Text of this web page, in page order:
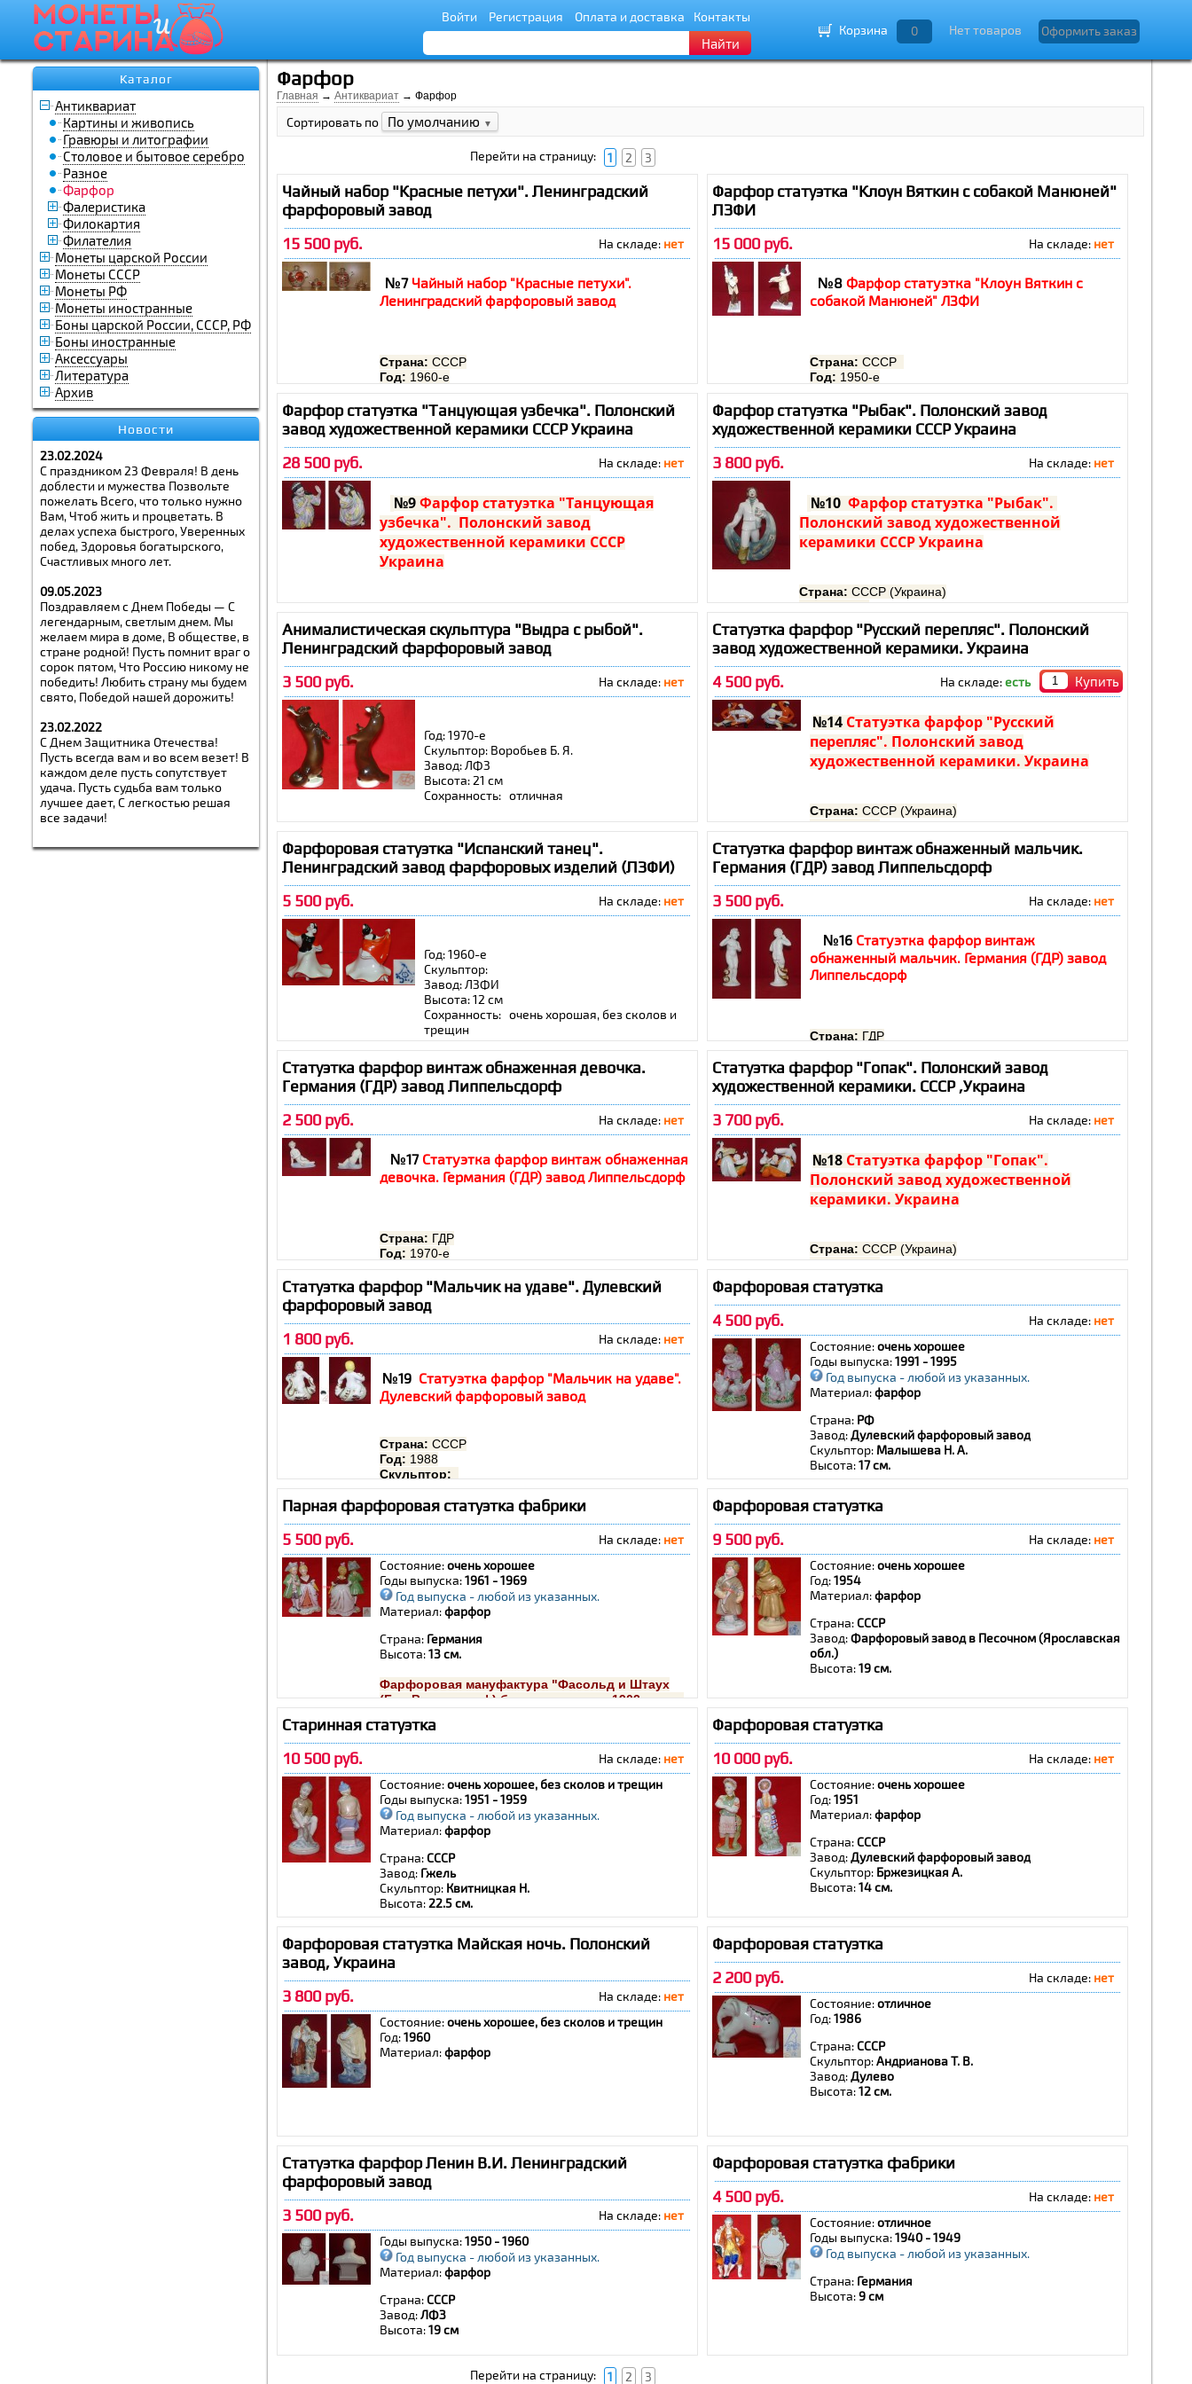
Войти Регистрация Оплата и доставка Контакты
Найти
Корзина 0 Нет товаров Оформить заказ
Каталог
Антиквариат
Картины и живопись
Гравюры и литографии
Столовое и бытовое серебро
Разное
Фарфор
Фалеристика
Филокартия
Филателия
Монеты царской России
Монеты СССР
Монеты РФ
Монеты иностранные
Боны царской России, СССР, РФ
Боны иностранные
Аксессуары
Литература
Архив
Новости
23.02.2024
С праздником 23 Февраля! В день
доблести и мужества Позвольте
пожелать Всего, что только нужно
Вам, Чтоб жить и процветать. В
делах успеха быстрого, Уверенных
побед, Здоровья богатырского,
Счастливых много лет.
09.05.2023
Поздравляем с Днем Победы — С
легендарным, светлым днем. Мы
желаем мира в доме, В обществе, в
стране родной! Пусть помнит враг о
сорок пятом, Что Россию никому не
победить! Любить страну мы будем
свято, Победой нашей дорожить!
23.02.2022
С Днем Защитника Отечества!
Пусть всегда вам и во всем везет! В
каждом деле пусть сопутствует
удача. Пусть судьба вам только
лучшее дает, С легкостью решая
все задачи!
Фарфор
Главная → Антиквариат → Фарфор
Сортировать по По умолчанию ▼
Перейти на страницу: 1 2 3
Чайный набор "Красные петухи". Ленинградский
фарфоровый завод
15 500 руб.
На складе: нет
№7 Чайный набор "Красные петухи".
Ленинградский фарфоровый завод
Страна: СССР
Год: 1960-е
Скульптор: худ. А.В. Воробьевский
Завод:ЛФЗ
Высота:
22 см + 9 см
Сохранность:отличная
--------------------------------------------------
Алексей Викторович Воробьевский (1906 - 1992)
- народный художник РСФСР. Произведения
художника были представлены и получали
награды на крупнейших выставках в Милане,
Париже, Нью-Йорке, Брюсселе, Остенде, Праге,
Монреале, Лейпциге.
Фарфор статуэтка "Клоун Вяткин с собакой Манюней"
ЛЗФИ
15 000 руб.
На складе: нет
№8Фарфор статуэтка "Клоун Вяткин с
собакой Манюней" ЛЗФИ
Страна: СССР
Год: 1950-е
Скульптор: Дегтярев А.В.
Завод:ЛЗФИ
Высота:
Сохранность:удовлетворительная (имеется
дефект)
Фарфор статуэтка "Танцующая узбечка". Полонский
завод художественной керамики СССР Украина
28 500 руб.
На складе: нет
№9Фарфор статуэтка "Танцующая
узбечка". Полонский завод
художественной керамики СССР
Украина
Страна:СССР (Украина)
Год:1960-е
Скульптор:
Репай О.П.
Завод:ПЗХК
Высота:25 см
очень хорошая, без сколов и
трещин
Фарфор статуэтка "Рыбак". Полонский завод
художественной керамики СССР Украина
3 800 руб.
На складе: нет
№10Фарфор статуэтка "Рыбак".
Полонский завод художественной
керамики СССР Украина
Страна: СССР (Украина)
Год:1960-е
Скульптор:
Албул В.В.
Завод:ПЗХК
Высота:22 см
Сохранность:очень хорошая, без сколов и трещин
Анималистическая скульптура "Выдра с рыбой".
Ленинградский фарфоровый завод
3 500 руб.
На складе: нет
Год: 1970-е
Скульптор: Воробьев Б. Я.
Завод: ЛФЗ
Высота: 21 см
Сохранность: отличная
Статуэтка фарфор "Русский перепляс". Полонский
завод художественной керамики. Украина
4 500 руб.
На складе:есть Купить
№14 Статуэтка фарфор "Русский
перепляс". Полонский завод
художественной керамики. Украина
Страна: СССР (Украина)
Год:1970-е
Скульптор:
Бобик Н.
Завод: ПЗХК
Высота:18 см
Сохранность:очень хорошая, без сколов и
Фарфоровая статуэтка "Испанский танец".
Ленинградский завод фарфоровых изделий (ЛЗФИ)
5 500 руб.
На складе: нет
Год: 1960-е
Скульптор:
Завод: ЛЗФИ
Высота: 12 см
Сохранность: очень хорошая, без сколов и
трещин
Статуэтка фарфор винтаж обнаженный мальчик.
Германия (ГДР) завод Липпельсдорф
3 500 руб.
На складе: нет
№16 Статуэтка фарфор винтаж
обнаженный мальчик. Германия (ГДР) завод
Липпельсдорф
Страна: ГДР
Год:1970-е
Высота:14 см
Сохранность:отличная
Статуэтка фарфор винтаж обнаженная девочка.
Германия (ГДР) завод Липпельсдорф
2 500 руб.
На складе: нет
№17 Статуэтка фарфор винтаж обнаженная
девочка. Германия (ГДР) завод Липпельсдорф
Страна: ГДР
Год: 1970-е
Высота:8 см
Сохранность:отличная
Статуэтка фарфор "Гопак". Полонский завод
художественной керамики. СССР ,Украина
3 700 руб.
На складе: нет
№18 Статуэтка фарфор "Гопак".
Полонский завод художественной
керамики. Украина
Страна: СССР (Украина)
Год:1970-е
Завод:ПЗХК
Высота:18 см
очень хорошая, без сколов и
трещин
Статуэтка фарфор "Мальчик на удаве". Дулевский
фарфоровый завод
1 800 руб.
На складе: нет
№19 Статуэтка фарфор "Мальчик на удаве".
Дулевский фарфоровый завод
Страна: СССР
Год: 1988
Скульптор:
Завод:Дулево
Высота:11 см
Фарфоровая статуэтка
4 500 руб.
На складе: нет
Состояние:очень хорошее
Годы выпуска:1991 - 1995
Год выпуска - любой из указанных.
Материал:фарфор
Страна: РФ
Завод:Дулевский фарфоровый завод
Скульптор: Малышева Н. А.
Высота:17 см.
Парная фарфоровая статуэтка фабрики
5 500 руб.
На складе: нет
Состояние:очень хорошее
Годы выпуска:1961 - 1969
Год выпуска - любой из указанных.
Материал:фарфор
Страна: Германия
Высота:13 см.
Фарфоровая мануфактура "Фасольд и Штаух
(Бок-Валлендорф) была основана в 1903 году и
Фарфоровая статуэтка
9 500 руб.
На складе: нет
Состояние:очень хорошее
Год:1954
Материал:фарфор
Страна:СССР
Завод:Фарфоровый завод в Песочном (Ярославская
обл.)
Высота:19 см.
Старинная статуэтка
10 500 руб.
На складе: нет
Состояние:очень хорошее, без сколов и трещин
Годы выпуска:1951 - 1959
Год выпуска - любой из указанных.
Материал:фарфор
Страна:СССР
Завод: Гжель
Скульптор: Квитницкая Н.
Высота:22.5 см.
Фарфоровая статуэтка
10 000 руб.
На складе: нет
Состояние:очень хорошее
Год:1951
Материал:фарфор
Страна:СССР
Завод:Дулевский фарфоровый завод
Скульптор: Бржезицкая А.
Высота:14 см.
Фарфоровая статуэтка Майская ночь. Полонский
завод, Украина
3 800 руб.
На складе: нет
Состояние:очень хорошее, без сколов и трещин
Год:1960
Материал:фарфор
Фарфоровая статуэтка
2 200 руб.
На складе: нет
Состояние:отличное
Год:1986
Страна:СССР
Скульптор:Андрианова Т. В.
Завод:Дулево
Высота:12 см.
Статуэтка фарфор Ленин В.И. Ленинградский
фарфоровый завод
3 500 руб.
На складе: нет
Годы выпуска:1950 - 1960
Год выпуска - любой из указанных.
Материал:фарфор
Страна:СССР
Завод:ЛФЗ
Высота:19 см
Фарфоровая статуэтка фабрики
4 500 руб.
На складе: нет
Состояние:отличное
Годы выпуска:1940 - 1949
Год выпуска - любой из указанных.
Страна: Германия
Высота:9 см
Перейти на страницу: 1 2 3